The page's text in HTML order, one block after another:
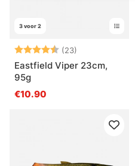
3 voor 2
Beoordeling:
(23)
4.6 uit 5
Eastfield Viper 23cm,
95g
€10.90